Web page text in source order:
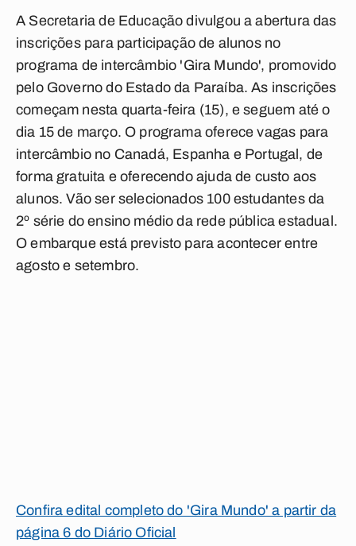
A Secretaria de Educação divulgou a abertura das
inscrições para participação de alunos no
programa de intercâmbio 'Gira Mundo', promovido
pelo Governo do Estado da Paraíba. As inscrições
começam nesta quarta-feira (15), e seguem até o
dia 15 de março. O programa oferece vagas para
intercâmbiono Canadá, Espanha e Portugal, de
forma gratuita e oferecendo ajuda de custo aos
alunos. Vão ser selecionados 100 estudantes da
2º série do ensino médio da rede pública estadual.
O embarque está previsto para acontecer entre
agosto e setembro.
Confira edital completo do 'Gira Mundo' a partir da
página 6 do Diário Oficial